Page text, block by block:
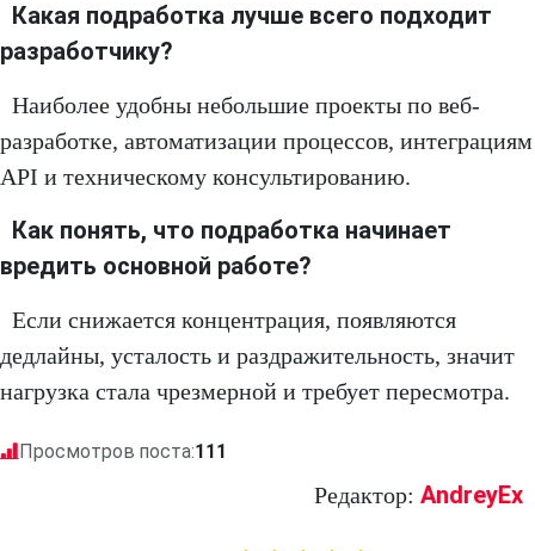
Какая подработка лучше всего подходит
разработчику?
Наиболее удобны небольшие проекты по веб-
разработке, автоматизации процессов, интеграциям
API и техническому консультированию.
Как понять, что подработка начинает
вредить основной работе?
Если снижается концентрация, появляются
дедлайны, усталость и раздражительность, значит
нагрузка стала чрезмерной и требует пересмотра.
Просмотров поста:111
Редактор: AndreyEx